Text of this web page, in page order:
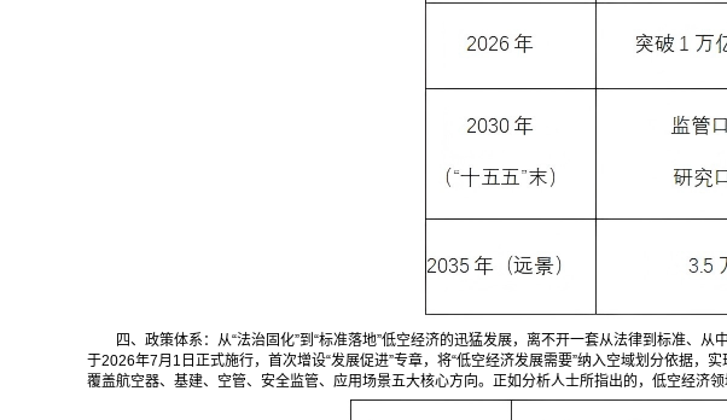
四、政策体系：从“法治固化”到“标准落地”低空经济的迅猛发展，离不开一套从法律到标准
于2026年7月1日正式施行，首次增设“发展促进”专章，将“低空经济发展需要”纳入空域划分依据
覆盖航空器、基建、空管、安全监管、应用场景五大核心方向。正如分析人士所指出的，低空经济